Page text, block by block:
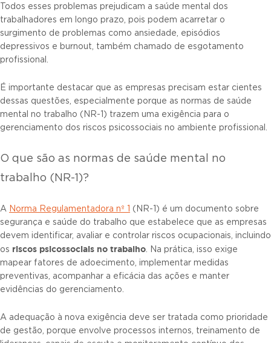
Todos esses problemas prejudicam a saúde mental dos
trabalhadores em longo prazo, pois podem acarretar o
surgimento de problemas como ansiedade, episódios
depressivos e burnout, também chamado de esgotamento
profissional.
É importante destacar que as empresas precisam estar cientes
dessas questões, especialmente porque as normas de saúde
mental no trabalho (NR-1) trazem uma exigência para o
gerenciamento dos riscos psicossociais no ambiente profissional.
O que são as normas de saúde mental no
trabalho (NR-1)?
A Norma Regulamentadora nº 1
(NR-1) é um documento sobre
segurança e saúde do trabalho que estabelece que as empresas
devem identificar, avaliar e controlar riscos ocupacionais, incluindo
os riscos psicossociais no trabalho. Na prática, isso exige
mapear fatores de adoecimento, implementar medidas
preventivas, acompanhar a eficácia das ações e manter
evidências do gerenciamento.
A adequação à nova exigência deve ser tratada como prioridade
de gestão, porque envolve processos internos, treinamento de